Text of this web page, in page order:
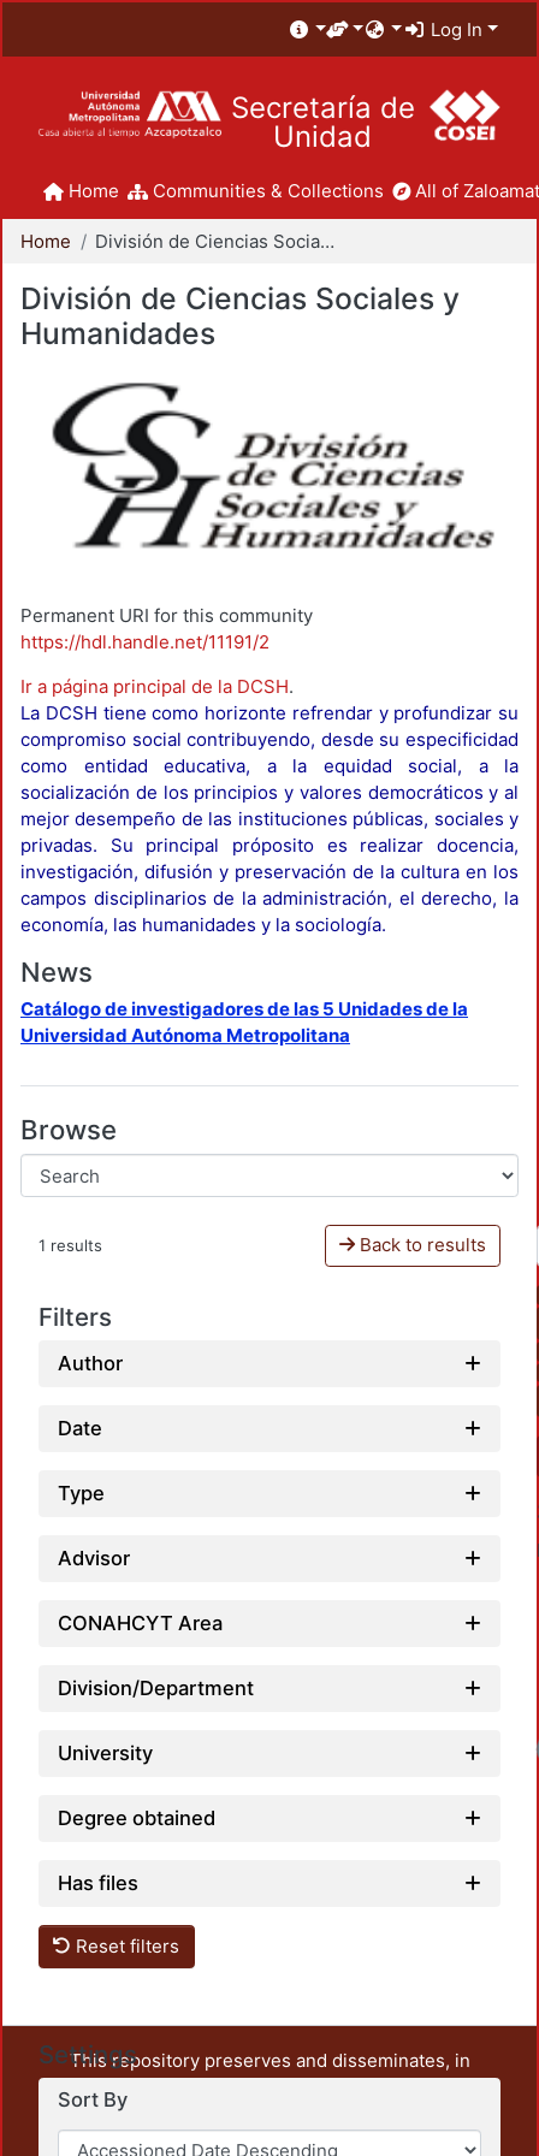
Log In
Secretaría de
Unidad
Home Communities & Collections All of
Home División de Ciencias Sociales y Humanidades
División de Ciencias Sociales y
Humanidades
Permanent URI for this community
https://hdl.handle.net/11191/2
Ir a página principal de la DCSH.
La DCSH tiene como horizonte refrendar y profundizar su
compromiso social contribuyendo, desde su especificidad
como entidad educativa, a la equidad social, a la
socialización de los principios y valores democráticos y al
mejor desempeño de las instituciones públicas, sociales y
privadas. Su principal próposito es realizar docencia,
investigación, difusión y preservación de la cultura en los
campos disciplinarios de la administración, el derecho, la
economía, las humanidades y la sociología.
News
Catálogo de investigadores de las 5 Unidades de la
Universidad Autónoma Metropolitana
Browse
1 results Back to results
Filters
Author
Date
Type
Advisor
CONAHCYT Area
Division/Department
University
Degree obtained
Has files
Reset filters
Settings
Sort By
This repository preserves and disseminates, in
unrestricted open access, the teaching and research
output of UAM Azcapotzalco. It also includes some
administrative and graphic documents from the